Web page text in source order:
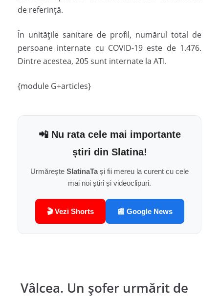
de referință.
În unitățile sanitare de profil, numărul total de
persoane internate cu COVID-19 este de 1.476.
Dintre acestea, 205 sunt internate la ATI.
{module G+articles}
📲 Nu rata cele mai importante
știri din Slatina!
Urmărește SlatinaTași fii mereu la curent cu cele
mai noi știri și videoclipuri.
🎬 Vezi Shorts 📰 Google News
Vâlcea. Un șofer urmărit de